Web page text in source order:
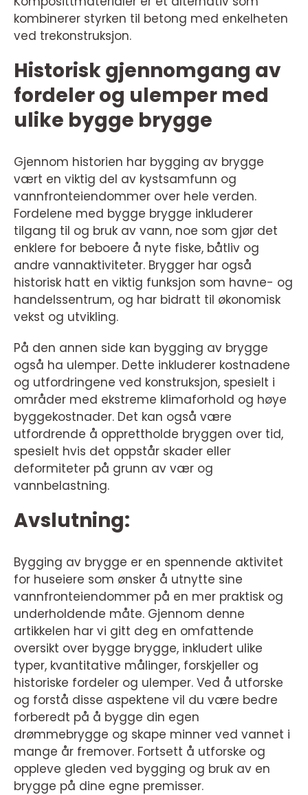
kombinerer styrken til betong med enkelheten
ved trekonstruksjon.
Historisk gjennomgang av
fordeler og ulemper med
ulike bygge brygge
Gjennom historien har bygging av brygge
vært en viktig del av kystsamfunn og
vannfronteiendommer over hele verden.
Fordelene med bygge brygge inkluderer
tilgang til og bruk av vann, noe som gjør det
enklere for beboere å nyte fiske, båtliv og
andre vannaktiviteter. Brygger har også
historisk hatt en viktig funksjon som havne- og
handelssentrum, og har bidratt til økonomisk
vekst og utvikling.
På den annen side kan bygging av brygge
også ha ulemper. Dette inkluderer kostnadene
og utfordringene ved konstruksjon, spesielt i
områder med ekstreme klimaforhold og høye
byggekostnader. Det kan også være
utfordrende å opprettholde bryggen over tid,
spesielt hvis det oppstår skader eller
deformiteter på grunn av vær og
vannbelastning.
Avslutning:
Bygging av brygge er en spennende aktivitet
for huseiere som ønsker å utnytte sine
vannfronteiendommer på en mer praktisk og
underholdende måte. Gjennom denne
artikkelen har vi gitt deg en omfattende
oversikt over bygge brygge, inkludert ulike
typer, kvantitative målinger, forskjeller og
historiske fordeler og ulemper. Ved å utforske
og forstå disse aspektene vil du være bedre
forberedt på å bygge din egen
drømmebrygge og skape minner ved vannet i
mange år fremover. Fortsett å utforske og
oppleve gleden ved bygging og bruk av en
brygge på dine egne premisser.